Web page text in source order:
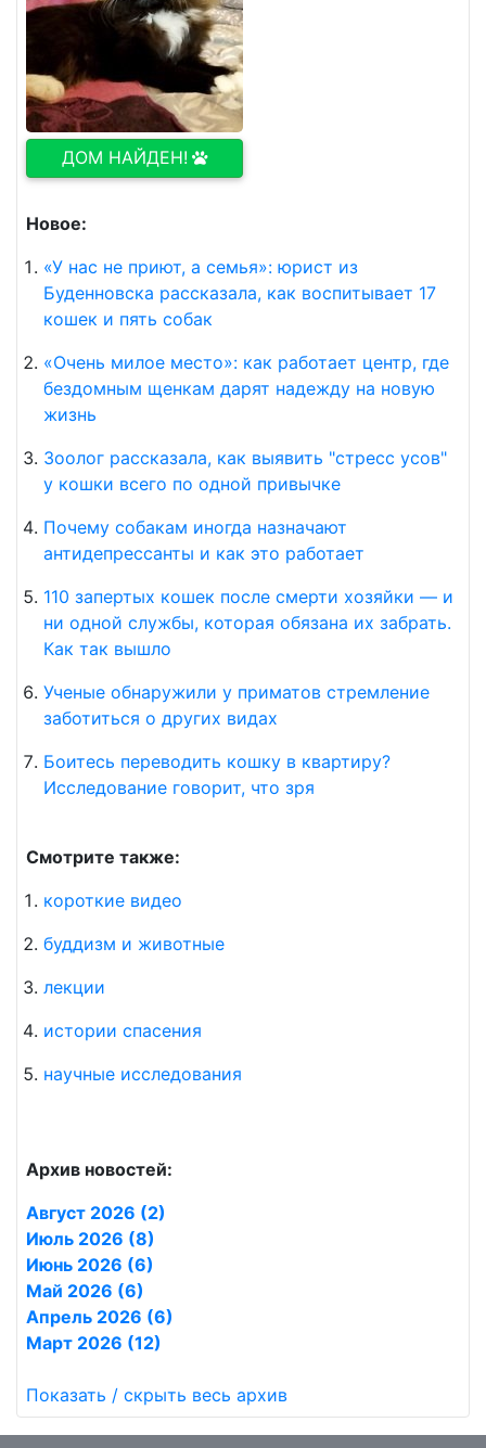
ДОМ НАЙДЕН!
Новое:
«У нас не приют, а семья»: юрист из
Буденновска рассказала, как воспитывает 17
кошек и пять собак
«Очень милое место»: как работает центр, где
бездомным щенкам дарят надежду на новую
жизнь
Зоолог рассказала, как выявить "стресс усов"
у кошки всего по одной привычке
Почему собакам иногда назначают
антидепрессанты и как это работает
110 запертых кошек после смерти хозяйки — и
ни одной службы, которая обязана их забрать.
Как так вышло
Ученые обнаружили у приматов стремление
заботиться о других видах
Боитесь переводить кошку в квартиру?
Исследование говорит, что зря
Смотрите также:
короткие видео
буддизм и животные
лекции
истории спасения
научные исследования
Архив новостей:
Август 2026 (2)
Июль 2026 (8)
Июнь 2026 (6)
Май 2026 (6)
Апрель 2026 (6)
Март 2026 (12)
Показать / скрыть весь архив